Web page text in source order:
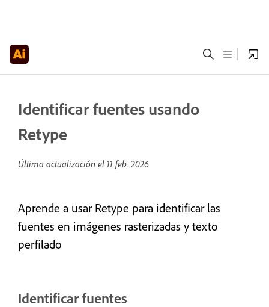
Identificar fuentes usando
Retype
Última actualización el 11 feb. 2026
Aprende a usar Retype para identificar las
fuentes en imágenes rasterizadas y texto
perfilado
Identificar fuentes